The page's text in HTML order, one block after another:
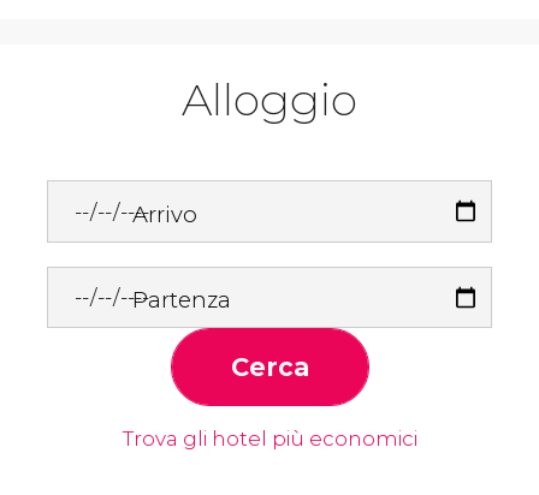
Alloggio
Arrivo
Partenza
Cerca
Trova gli hotel più economici